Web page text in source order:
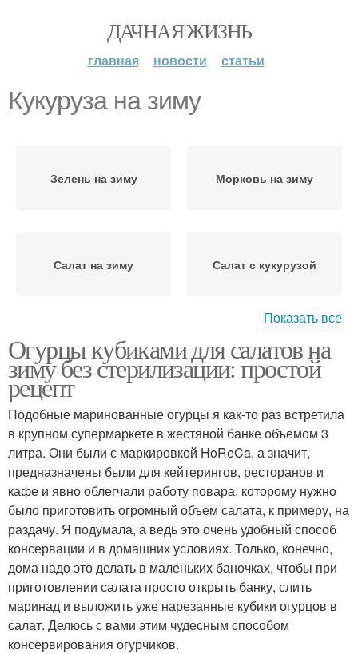
ДАЧНАЯ ЖИЗНЬ
главная новости статьи
Кукуруза на зиму
Зелень на зиму Морковь на зиму
Салат на зиму Салат с кукурузой
Огурцов на зиму Дольки на зиму
Солянка на зиму Грибов на зиму
Перец на зиму Закуска на зиму
Рассольник на зиму Огурцы на зиму
Показать все
Огурцы кубиками для салатов на
зиму без стерилизации: простой
рецепт
Подобные маринованные огурцы я как-то раз встретила
в крупном супермаркете в жестяной банке объемом 3
литра. Они были с маркировкой HoReCa, а значит,
предназначены были для кейтерингов, ресторанов и
кафе и явно облегчали работу повара, которому нужно
было приготовить огромный объем салата, к примеру, на
раздачу. Я подумала, а ведь это очень удобный способ
консервации и в домашних условиях. Только, конечно,
дома надо это делать в маленьких баночках, чтобы при
приготовлении салата просто открыть банку, слить
маринад и выложить уже нарезанные кубики огурцов в
салат. Делюсь с вами этим чудесным способом
консервирования огурчиков.